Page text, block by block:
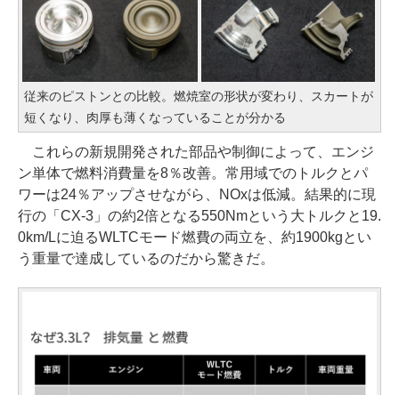
従来のピストンとの比較。燃焼室の形状が変わり、スカートが
短くなり、肉厚も薄くなっていることが分かる
これらの新規開発された部品や制御によって、エンジ
ン単体で燃料消費量を8％改善。常用域でのトルクとパ
ワーは24％アップさせながら、NOxは低減。結果的に現
行の「CX-3」の約2倍となる550Nmという大トルクと19.
0km/Lに迫るWLTCモード燃費の両立を、約1900kgとい
う重量で達成しているのだから驚きだ。